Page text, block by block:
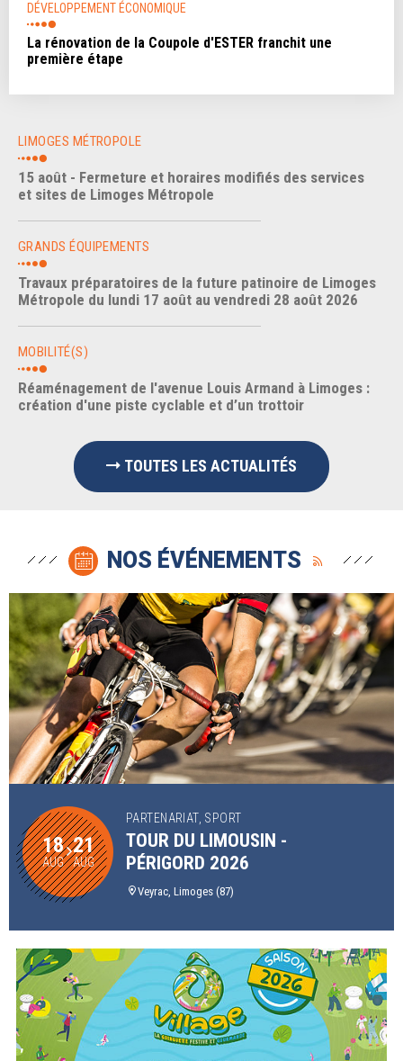
DÉVELOPPEMENT ÉCONOMIQUE
La rénovation de la Coupole d'ESTER franchit une
première étape
LIMOGES MÉTROPOLE
15 août - Fermeture et horaires modifiés des services
et sites de Limoges Métropole
GRANDS ÉQUIPEMENTS
Travaux préparatoires de la future patinoire de Limoges
Métropole du lundi 17 août au vendredi 28 août 2026
MOBILITÉ(S)
Réaménagement de l'avenue Louis Armand à Limoges :
création d'une piste cyclable et d’un trottoir
TOUTES LES ACTUALITÉS
NOS ÉVÉNEMENTS
18
AUG
21
AUG
PARTENARIAT, SPORT
TOUR DU LIMOUSIN -
PÉRIGORD 2026
Veyrac, Limoges (87)